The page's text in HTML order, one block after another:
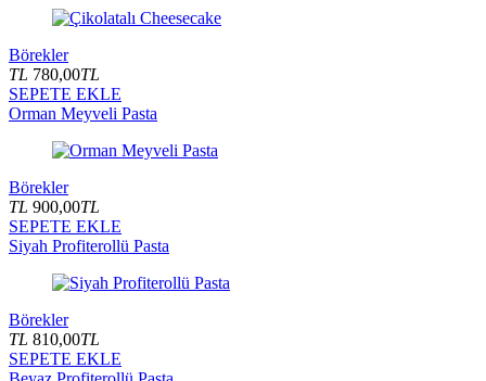
Börekler
TL 780,00TL
SEPETE EKLE
Orman Meyveli Pasta
Börekler
TL 900,00TL
SEPETE EKLE
Siyah Profiterollü Pasta
Börekler
TL 810,00TL
SEPETE EKLE